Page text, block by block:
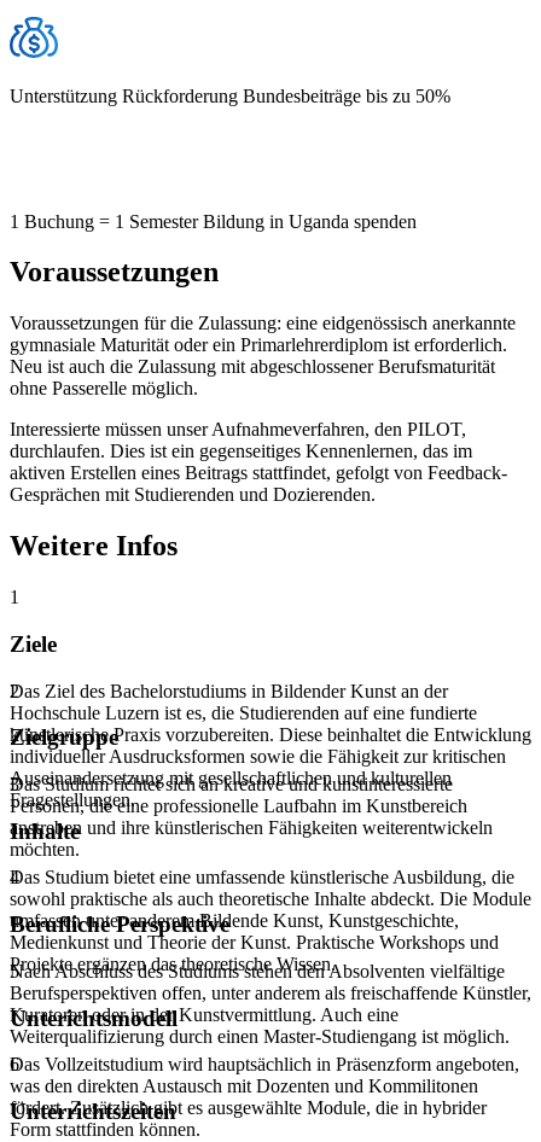
Unterstützung Rückforderung Bundesbeiträge bis zu 50%
1 Buchung = 1 Semester Bildung in Uganda spenden
Voraussetzungen
Voraussetzungen für die Zulassung: eine eidgenössisch anerkannte
gymnasiale Maturität oder ein Primarlehrerdiplom ist erforderlich.
Neu ist auch die Zulassung mit abgeschlossener Berufsmaturität
ohne Passerelle möglich.
Interessierte müssen unser Aufnahmeverfahren, den PILOT,
durchlaufen. Dies ist ein gegenseitiges Kennenlernen, das im
aktiven Erstellen eines Beitrags stattfindet, gefolgt von Feedback-
Gesprächen mit Studierenden und Dozierenden.
Weitere Infos
1
Ziele
Das Ziel des Bachelorstudiums in Bildender Kunst an der
Hochschule Luzern ist es, die Studierenden auf eine fundierte
künstlerische Praxis vorzubereiten. Diese beinhaltet die Entwicklung
individueller Ausdrucksformen sowie die Fähigkeit zur kritischen
Auseinandersetzung mit gesellschaftlichen und kulturellen
Fragestellungen.
2
Zielgruppe
Das Studium richtet sich an kreative und kunstinteressierte
Personen, die eine professionelle Laufbahn im Kunstbereich
anstreben und ihre künstlerischen Fähigkeiten weiterentwickeln
möchten.
3
Inhalte
Das Studium bietet eine umfassende künstlerische Ausbildung, die
sowohl praktische als auch theoretische Inhalte abdeckt. Die Module
umfassen unter anderem Bildende Kunst, Kunstgeschichte,
Medienkunst und Theorie der Kunst. Praktische Workshops und
Projekte ergänzen das theoretische Wissen.
4
Berufliche Perspektive
Nach Abschluss des Studiums stehen den Absolventen vielfältige
Berufsperspektiven offen, unter anderem als freischaffende Künstler,
Kuratoren oder in der Kunstvermittlung. Auch eine
Weiterqualifizierung durch einen Master-Studiengang ist möglich.
5
Unterichtsmodell
Das Vollzeitstudium wird hauptsächlich in Präsenzform angeboten,
was den direkten Austausch mit Dozenten und Kommilitonen
fördert. Zusätzlich gibt es ausgewählte Module, die in hybrider
Form stattfinden können.
6
Unterrichtszeiten